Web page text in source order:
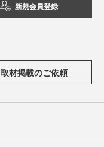
新規会員登録
取材掲載のご依頼